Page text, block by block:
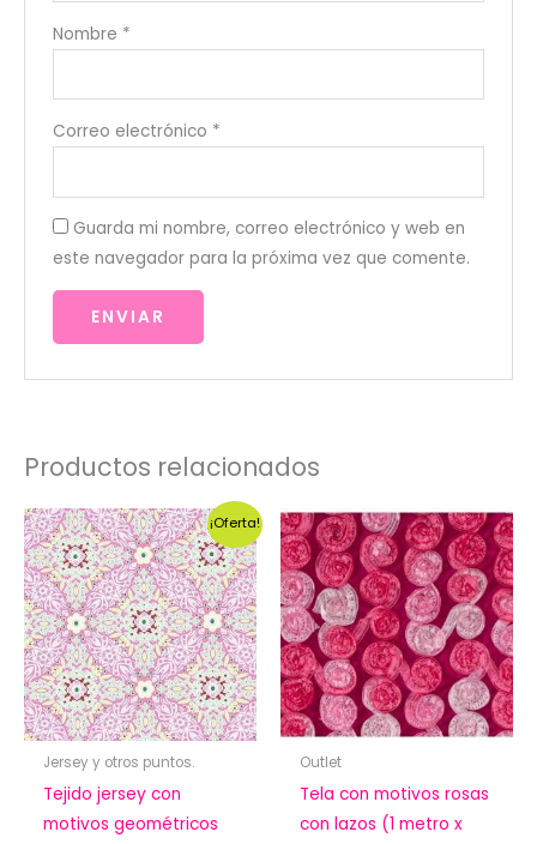
Nombre *
Correo electrónico *
Guarda mi nombre, correo electrónico y web en
este navegador para la próxima vez que comente.
Productos relacionados
¡Oferta!
Jersey y otros puntos.
Tejido jersey con
motivos geométricos
Outlet
Tela con motivos rosas
con lazos (1 metro x